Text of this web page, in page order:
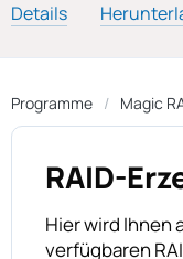
Details
Programme Magic
RAID-
Hier wird Ihnen
verfügbaren